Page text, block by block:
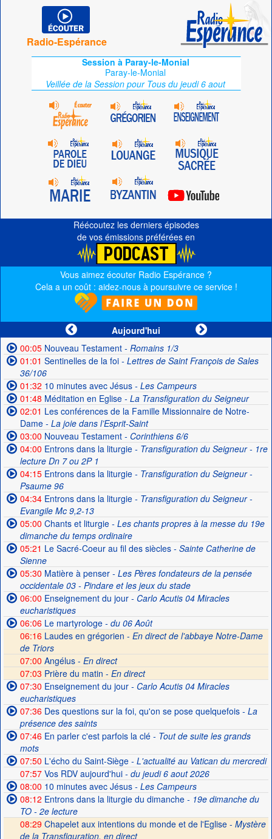
Radio-Espérance
Session à Paray-le-Monial
Paray-le-Monial
Veillée de la Session pour Tous du jeudi 6 aout
Réécoutez les derniers épisodes
de vos émissions préférées en
Vous aimez écouter Radio Espérance ?
Cela a un coût : aidez-nous à poursuivre ce service !
Aujourd'hui
00:05Nouveau Testament- Romains 1/3
01:01 Sentinelles de la foi- Lettres de Saint François de Sales
36/106
01:32 10 minutes avec Jésus- Les Campeurs
01:48 Méditation en Eglise- La Transfiguration du Seigneur
02:01 Les conférences de la Famille Missionnaire de Notre-
Dame- La joie dans l’Esprit-Saint
03:00 Nouveau Testament- Corinthiens 6/6
04:00 Entrons dans la liturgie- Transfiguration du Seigneur - 1re
lecture Dn 7 ou 2P 1
04:15Entrons dans la liturgie- Transfiguration du Seigneur -
Psaume 96
04:34Entrons dans la liturgie- Transfiguration du Seigneur -
Evangile Mc 9,2-13
05:00 Chants et liturgie- Les chants propres à la messe du 19e
dimanche du temps ordinaire
05:21 Le Sacré-Coeur au fil des siècles- Sainte Catherine de
Sienne
05:30 Matière à penser- Les Pères fondateurs de la pensée
occidentale 03 - Pindare et les jeux du stade
06:00 Enseignement du jour- Carlo Acutis 04 Miracles
eucharistiques
06:06Le martyrologe- du 06 Août
06:16 Laudes en grégorien - En direct de l'abbaye Notre-Dame
de Triors
07:00 Angélus - En direct
07:03 Prière du matin - En direct
07:30 Enseignement du jour- Carlo Acutis 04 Miracles
eucharistiques
07:36Des questions sur la foi, qu'on se pose quelquefois- La
présence des saints
07:46En parler c'est parfois la clé- Tout de suite les grands
mots
07:50 L'écho du Saint-Siège- L'actualité au Vatican du mercredi
07:57Vos RDV aujourd'hui- du jeudi 6 aout 2026
08:00 10 minutes avec Jésus- Les Campeurs
08:12 Entrons dans la liturgie du dimanche- 19e dimanche du
TO - 2e lecture
08:29 Chapelet aux intentions du monde et de l'Eglise - Mystère
de la Transfiguration, en direct